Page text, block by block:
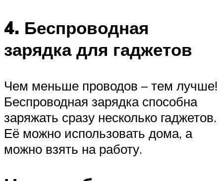
4. Беспроводная
зарядка для гаджетов
Чем меньше проводов – тем лучше!
Беспроводная зарядка способна
заряжать сразу несколько гаджетов.
Её можно использовать дома, а
можно взять на работу.